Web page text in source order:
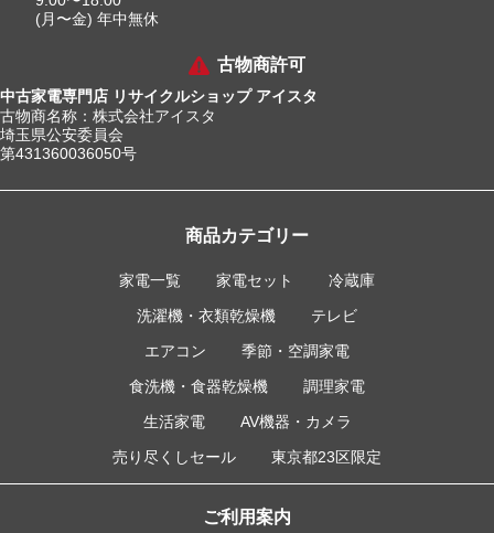
(月〜金) 年中無休
古物商許可
中古家電専門店 リサイクルショップ アイスタ
古物商名称：株式会社アイスタ
埼玉県公安委員会
第431360036050号
商品カテゴリー
家電一覧 家電セット
冷蔵庫
洗濯機・衣類乾燥機
テレビ
エアコン
季節・空調家電
食洗機・食器乾燥機
調理家電
生活家電
AV機器・カメラ
売り尽くしセール
東京都23区限定
ご利用案内